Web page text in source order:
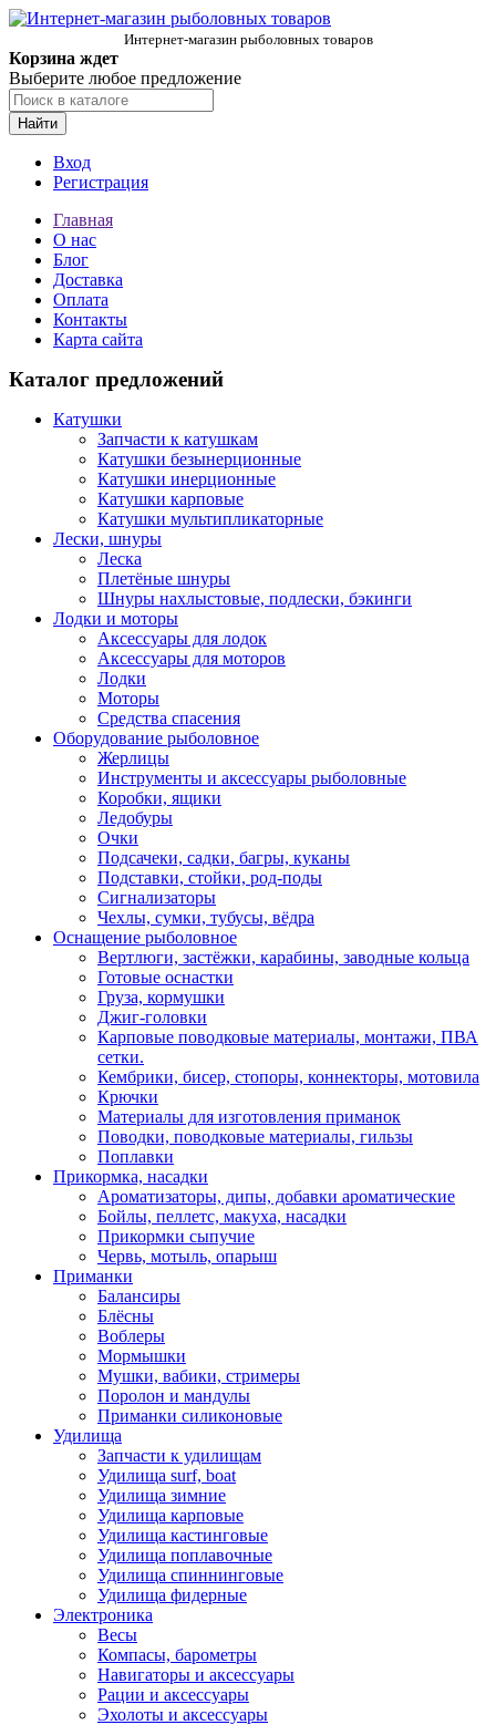
Интернет-магазин рыболовных товаров
Корзина ждет
Выберите любое предложение
Найти
Вход
Регистрация
Главная
О нас
Блог
Доставка
Оплата
Контакты
Карта сайта
Каталог предложений
Катушки
Запчасти к катушкам
Катушки безынерционные
Катушки инерционные
Катушки карповые
Катушки мультипликаторные
Лески, шнуры
Леска
Плетёные шнуры
Шнуры нахлыстовые, подлески, бэкинги
Лодки и моторы
Аксессуары для лодок
Аксессуары для моторов
Лодки
Моторы
Средства спасения
Оборудование рыболовное
Жерлицы
Инструменты и аксессуары рыболовные
Коробки, ящики
Ледобуры
Очки
Подсачеки, садки, багры, куканы
Подставки, стойки, род-поды
Сигнализаторы
Чехлы, сумки, тубусы, вёдра
Оснащение рыболовное
Вертлюги, застёжки, карабины, заводные кольца
Готовые оснастки
Груза, кормушки
Джиг-головки
Карповые поводковые материалы, монтажи, ПВА
сетки.
Кембрики, бисер, стопоры, коннекторы, мотовила
Крючки
Материалы для изготовления приманок
Поводки, поводковые материалы, гильзы
Поплавки
Прикормка, насадки
Ароматизаторы, дипы, добавки ароматические
Бойлы, пеллетс, макуха, насадки
Прикормки сыпучие
Червь, мотыль, опарыш
Приманки
Балансиры
Блёсны
Воблеры
Мормышки
Мушки, вабики, стримеры
Поролон и мандулы
Приманки силиконовые
Удилища
Запчасти к удилищам
Удилища surf, boat
Удилища зимние
Удилища карповые
Удилища кастинговые
Удилища поплавочные
Удилища спиннинговые
Удилища фидерные
Электроника
Весы
Компасы, барометры
Навигаторы и аксессуары
Рации и аксессуары
Эхолоты и аксессуары